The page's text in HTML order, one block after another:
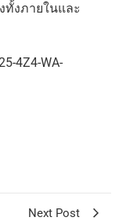
ทั้งภายในและ
4Z4-WA-
Next Post